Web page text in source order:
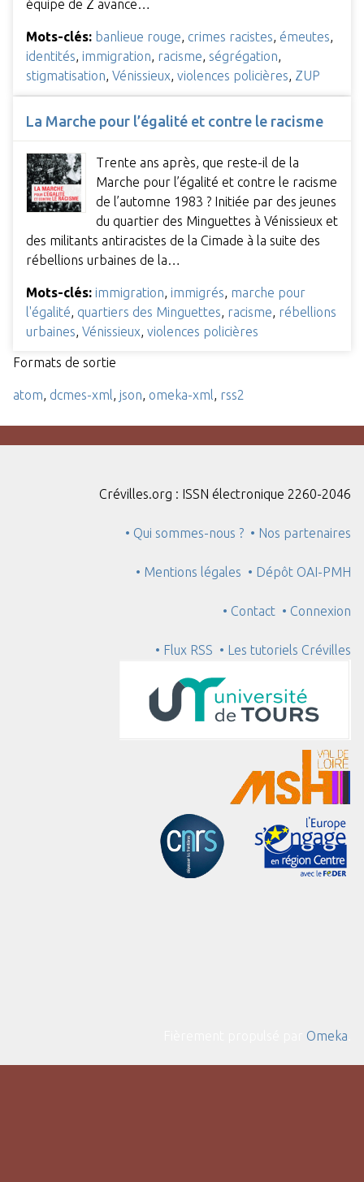
équipe de Z avance…
Mots-clés: banlieue rouge crimes racistes émeutes
identités immigration racisme ségrégation
stigmatisation Vénissieux violences policières ZUP
La Marche pour l’égalité et contre le racisme
Trente ans après, que reste-il de la
Marche pour l’égalité et contre le racisme
de l’automne 1983 ? Initiée par des jeunes
du quartier des Minguettes à Vénissieux et
des militants antiracistes de la Cimade à la suite des
rébellions urbaines de la…
Mots-clés: immigration, immigrés, marche pour
l'égalité, quartiers des Minguettes, racisme, rébellions
urbaines, Vénissieux, violences policières
Formats de sortie
atom, dcmes-xml, json, omeka-xml, rss2
Crévilles.org : ISSN électronique 2260-2046
• Qui sommes-nous ? • Nos partenaires
• Mentions légales • Dépôt OAI-PMH
• Contact • Connexion
• Flux RSS • Les tutoriels Crévilles
Omeka